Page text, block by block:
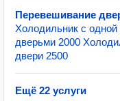
Перевешивание
Холодильник с
дверьми 2000
двери 2500
Ещё 22 услуги